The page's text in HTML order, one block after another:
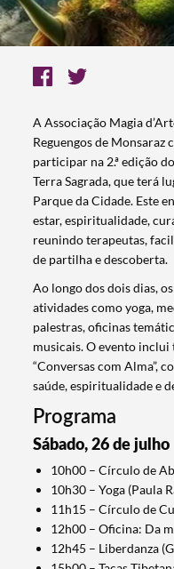
A Associação Magia
Reguengos de Monsaraz
participar na 2.ª edição
Terra Sagrada, que terá
Parque da Cidade. Este
estar, espiritualidade,
reunindo terapeutas,
de partilha e descoberta.
Ao longo dos dois dias,
atividades como yoga,
palestras, oficinas
musicais. O evento inclui
“Conversas com Alma”,
saúde, espiritualidade e
Programa
Sábado, 26 de julho
10h00 – Círculo de
10h30 – Yoga (Paula
11h15 – Círculo de
12h00 – Oficina: Da
12h45 – Liberdanza